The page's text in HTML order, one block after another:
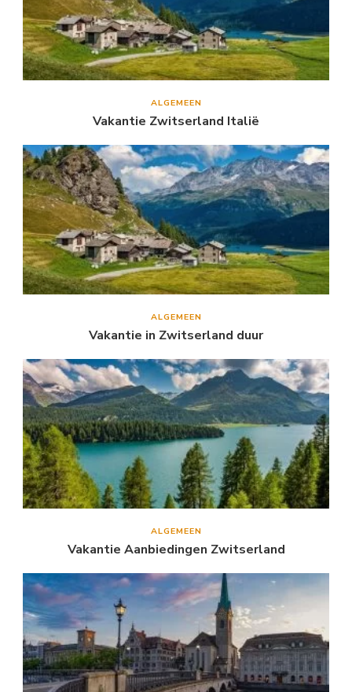
ALGEMEEN
Vakantie Zwitserland Italië
ALGEMEEN
Vakantie in Zwitserland duur
ALGEMEEN
Vakantie Aanbiedingen Zwitserland